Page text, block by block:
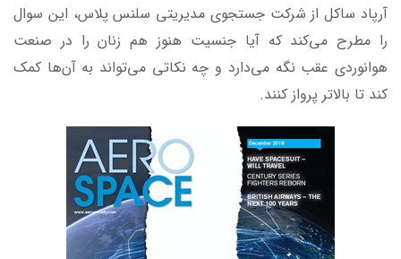
آرپاد ساکل از شرکت جستجوی مدیریتی سلنس پلاس، این سوال
را مطرح می‌کند که آیا جنسیت هنوز هم زنان را در صنعت
هوانوردی عقب نگه می‌دارد و چه نکاتی می‌تواند به آن‌ها کمک
کند تا بالاتر پرواز کنند.